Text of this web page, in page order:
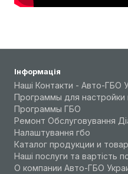
Інформація
Наші Контакти - Авто-ГБО
Программы для настройки
Программы ГБО
Ремонт Обслуговування
Налаштування гбо
Каталог продукции и
Наші послуги та вартість
О компании Авто-ГБО